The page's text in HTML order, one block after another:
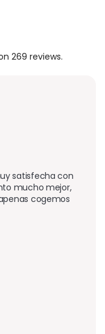
269 reviews.
satisfecha con
mucho mejor,
cogemos